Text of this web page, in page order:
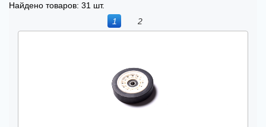
Найдено товаров: 31 шт.
1
2